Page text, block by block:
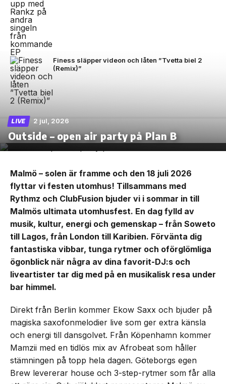
Finess släpper videon och låten ”Tvetta biel 2
(Remix)”
LIVE 2 jul, 2026
Outside – open air party på Plan B
Malmö – solen är framme och den 18 juli 2026
flyttar vi festen utomhus! Tillsammans med
Rythmz och ClubFusion bjuder vi i sommar in till
Malmös ultimata utomhusfest. En dag fylld av
musik, kultur, energi och gemenskap – från Soweto
till Lagos, från London till Karibien. Förvänta dig
fantastiska vibbar, tunga rytmer och oförglömliga
ögonblick när några av dina favorit-DJ:s och
liveartister tar dig med på en musikalisk resa under
bar himmel.
Direkt från Berlin kommer Ekow Saxx och bjuder på
magiska saxofonmelodier live som ger extra känsla
och energi till dansgolvet. Från Köpenhamn kommer
Mamzii med en tidlös mix av Afrobeat som håller
stämningen på topp hela dagen. Göteborgs egen
Brew levererar house och 3-step-rytmer som får alla